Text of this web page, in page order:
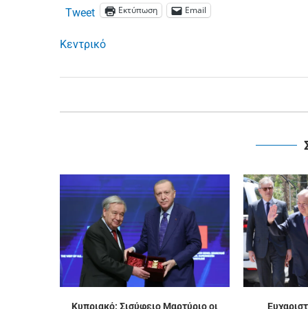
Tweet Εκτύπωση Email
Κεντρικό
Κυπριακό: Σισύφειο Μαρτύριο οι